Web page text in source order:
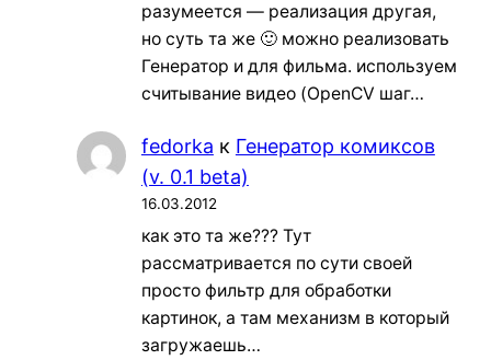
разумеется — реализация другая,
но суть та же 🙂 можно реализовать
Генератор и для фильма. используем
считывание видео (OpenCV шаг…
fedorka к Генератор комиксов
(v. 0.1 beta)
16.03.2012
как это та же??? Тут
рассматривается по сути своей
просто фильтр для обработки
картинок, а там механизм в который
загружаешь…